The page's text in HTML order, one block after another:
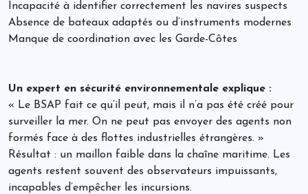
Incapacité à identifier correctement les navires suspects
Absence de bateaux adaptés ou d’instruments modernes
Manque de coordination avec les Garde-Côtes
Un expert en sécurité environnementale explique :
« Le BSAP fait ce qu’il peut, mais il n’a pas été créé pour
surveiller la mer. On ne peut pas envoyer des agents non
formés face à des flottes industrielles étrangères. »
Résultat : un maillon faible dans la chaîne maritime. Les
agents restent souvent des observateurs impuissants,
incapables d’empêcher les incursions.